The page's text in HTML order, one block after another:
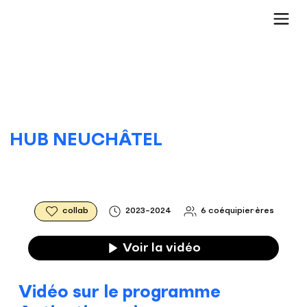
HUB NEUCHÂTEL
collab 2023-2024 6 coéquipier·ères
Vidéo sur le programme
Voir la vidéo